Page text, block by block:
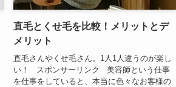
直毛とくせ毛を比較！メリットとデ
メリット
直毛さんやくせ毛さん。1人1人違うのが楽し
い！ スポンサーリンク 美容師という仕事
を仕事をしていると、本当に色々なお客様の